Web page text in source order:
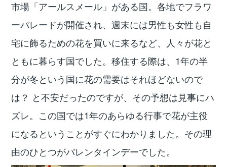
市場「アールスメール」がある国。各地でフラワ
ーパレードが開催され、週末には男性も女性も自
宅に飾るための花を買いに来るなど、人々が花と
ともに暮らす国でした。移住する際は、1年の半
分が冬という国に花の需要はそれほどないので
は？ と不安だったのですが、その予想は見事にハ
ズレ。この国では1年のあらゆる行事で花が主役
になるということがすぐにわかりました。その理
由のひとつがバレンタインデーでした。